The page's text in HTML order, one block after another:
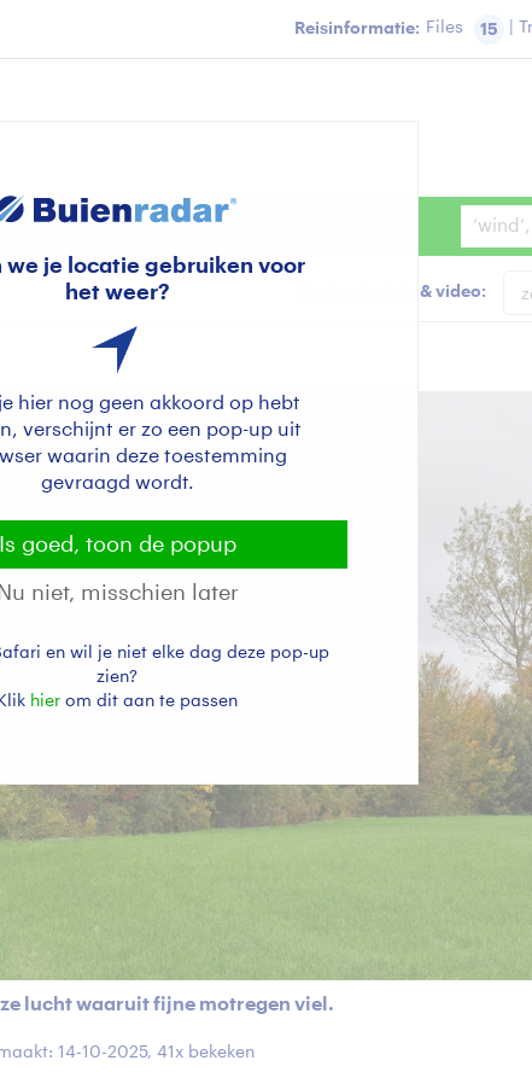
Reisinformatie: Files 15 |
video Weerzine
Zoeken in foto & video:
lucht waaruit fijne motregen viel.
14-10-2025, 41x bekeken
we je locatie gebruiken voor
het weer?
hier nog geen akkoord op hebt
verschijnt er zo een pop-up uit
waarin deze toestemming
gevraagd wordt.
Is goed, toon de popup
Nu niet, misschien later
en wil je niet elke dag deze pop-up
zien?
Klik hier om dit aan te passen